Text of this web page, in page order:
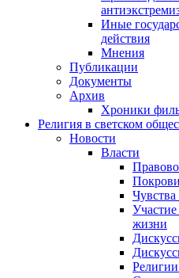
Иные
действия
Мнения
Публикации
Документы
Архив
Хроники
Религия в светском
Новости
Власти
жизни